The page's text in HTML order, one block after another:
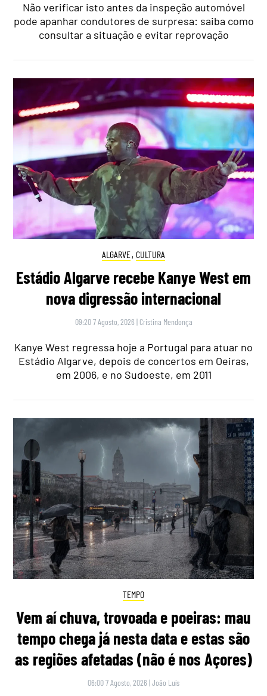
Não verificar isto antes da inspeção automóvel
pode apanhar condutores de surpresa: saiba como
consultar a situação e evitar reprovação
ALGARVE, CULTURA
Estádio Algarve recebe Kanye West em
nova digressão internacional
09:20 7 Agosto, 2026 | Cristina Mendonça
Kanye West regressa hoje a Portugal para atuar no
Estádio Algarve, depois de concertos em Oeiras,
em 2006, e no Sudoeste, em 2011
TEMPO
Vem aí chuva, trovoada e poeiras: mau
tempo chega já nesta data e estas são
as regiões afetadas (não é nos Açores)
06:00 7 Agosto, 2026 |João Luís